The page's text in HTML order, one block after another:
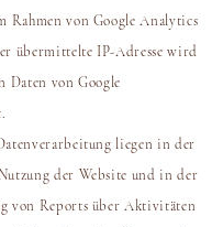
Rahmen von Google Analytics
übermittelte IP-Adresse wird
Daten von Google
liegen in der
der Website und in der
von Reports über Aktivitäten